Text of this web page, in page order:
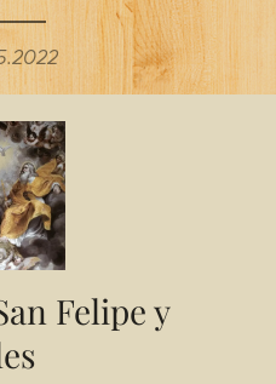
Felipe y